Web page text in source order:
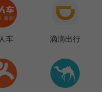
车 滴滴出行